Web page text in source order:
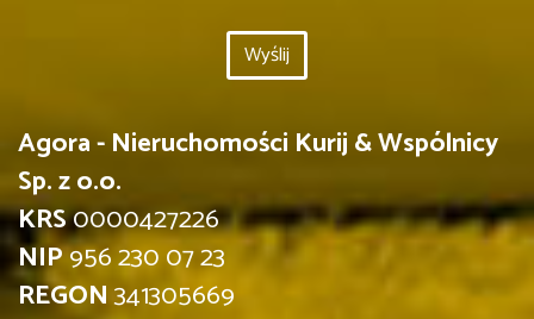
Agora - Nieruchomości Kurij & Wspólnicy
Sp. z o.o.
KRS0000427226
NIP956 230 07 23
REGON341305669